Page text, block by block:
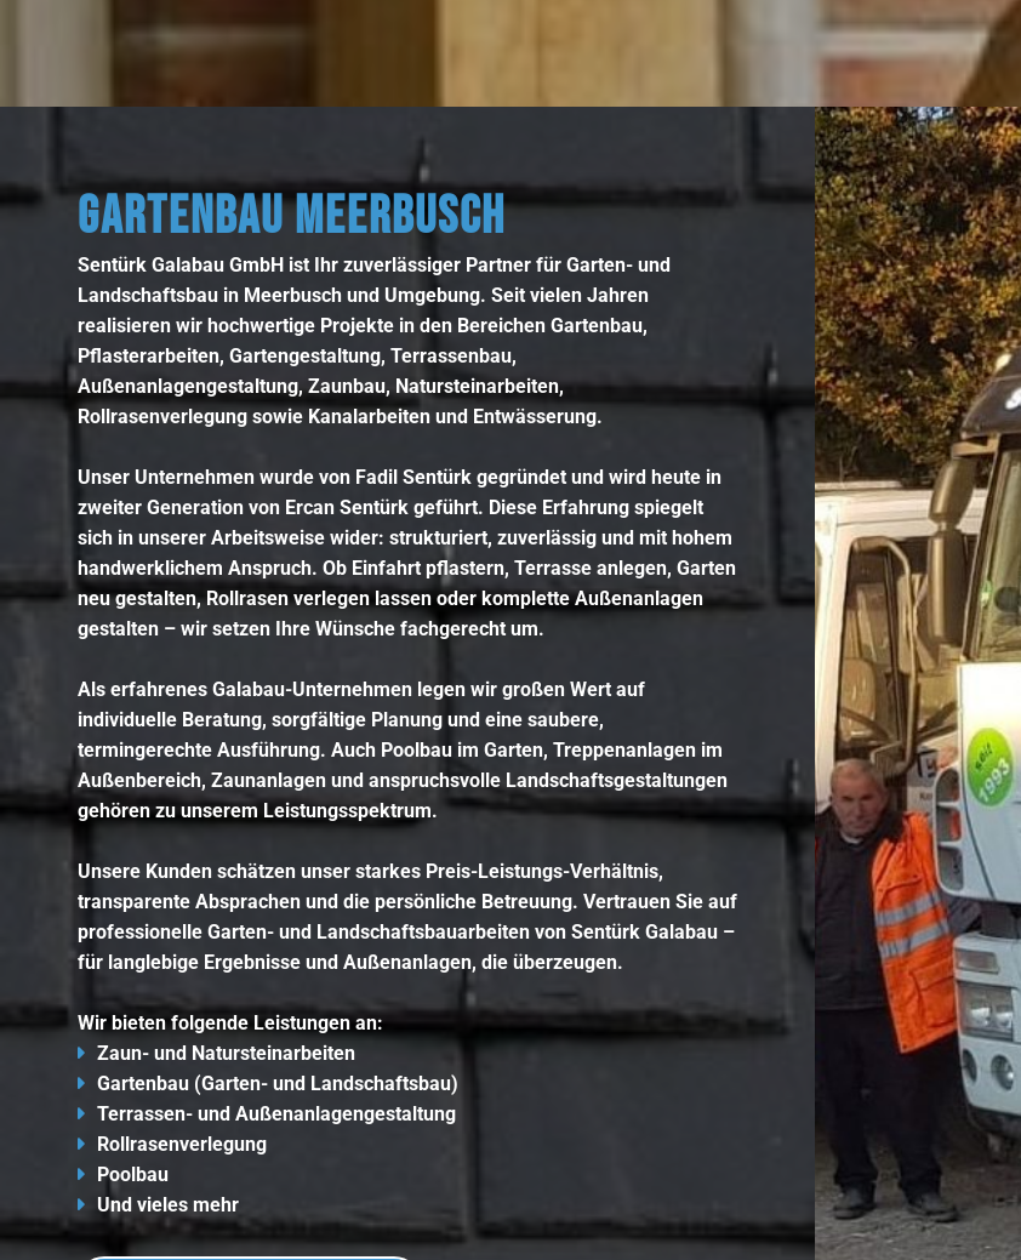
GARTENBAU MEERBUSCH
Sentürk Galabau GmbH ist Ihr zuverlässiger Partner für Garten- und
Landschaftsbau in Meerbusch und Umgebung. Seit vielen Jahren
realisieren wir hochwertige Projekte in den Bereichen Gartenbau,
Pflasterarbeiten, Gartengestaltung, Terrassenbau,
Außenanlagengestaltung,Zaunbau, Natursteinarbeiten,
Rollrasenverlegung sowie Kanalarbeiten und Entwässerung.
Unser Unternehmen wurde von Fadil Sentürk gegründet und wird heute in
zweiter Generation von Ercan Sentürk geführt. Diese Erfahrung spiegelt
sich in unserer Arbeitsweise wider: strukturiert, zuverlässig und mit hohem
handwerklichem Anspruch. Ob Einfahrt pflastern, Terrasse anlegen, Garten
neu gestalten,Rollrasen verlegen lassen oder kompletteAußenanlagen
gestalten – wir setzen Ihre Wünsche fachgerecht um.
Als erfahrenes Galabau-Unternehmen legen wir großen Wert auf
individuelle Beratung, sorgfältige Planung und eine saubere,
termingerechte Ausführung. Auch Poolbau im Garten, Treppenanlagen im
Außenbereich, Zaunanlagen und anspruchsvolle Landschaftsgestaltungen
gehören zu unserem Leistungsspektrum.
Unsere Kunden schätzen unser starkes Preis-Leistungs-Verhältnis,
transparente Absprachen und die persönliche Betreuung. Vertrauen Sie auf
professionelle Garten- und Landschaftsbauarbeiten von Sentürk Galabau –
für langlebige Ergebnisse und Außenanlagen, die überzeugen.
Wir bieten folgende Leistungen an:
Zaun- und Natursteinarbeiten
Gartenbau (Garten- und Landschaftsbau)
Terrassen- und Außenanlagengestaltung
Rollrasenverlegung
Poolbau
Und vieles mehr